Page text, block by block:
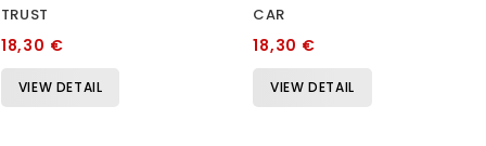
TRUST
18,30 €
VIEW DETAIL
CAR
18,30 €
VIEW DETAIL